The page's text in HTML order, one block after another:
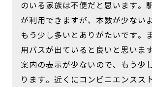
のいる家族は不便だと思います。
が利用できますが、本数が少ない
もう少し多いとありがたいです。
用バスが出ていると良いと思いま
案内の表示が少ないので、もう少
ります。近くにコンビニエンスス